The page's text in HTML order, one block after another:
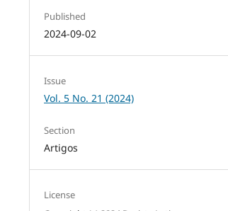
Published
2024-09-02
Issue
Vol. 5 No. 21 (2024)
Section
Artigos
License